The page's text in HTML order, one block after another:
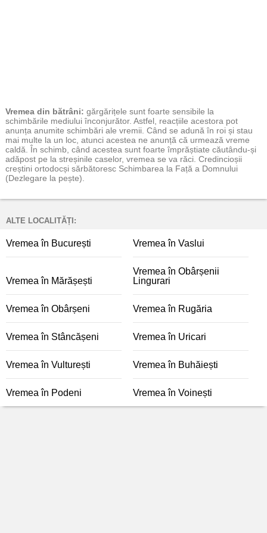
Vremea din bătrâni: gărgărițele sunt foarte sensibile la
schimbările mediului înconjurător. Astfel, reacțiile acestora pot
anunța anumite schimbări ale vremii. Când se adună în roi și stau
mai multe la un loc, atunci acestea ne anunță că urmează vreme
caldă. În schimb, când acestea sunt foarte împrăștiate căutându-și
adăpost pe la streșinile caselor, vremea se va răci. Credincioșii
creștini ortodocși sărbătoresc Schimbarea la Față a Domnului
(Dezlegare la pește).
ALTE LOCALITĂȚI:
Vremea în București Vremea în Vaslui
Vremea în Mărășești
Vremea în Obârșenii
Lingurari
Vremea în Obârșeni Vremea în Rugăria
Vremea în Stâncășeni Vremea în Uricari
Vremea în Vulturești Vremea în Buhăiești
Vremea în Podeni Vremea în Voinești